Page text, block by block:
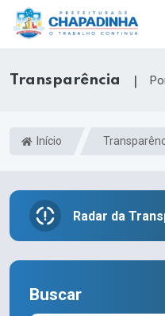
Transparência |
Início
Radar da
Buscar